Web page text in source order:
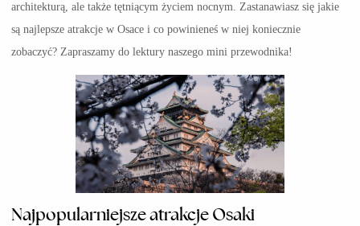
architekturą, ale także tętniącym życiem nocnym. Zastanawiasz się jakie
są najlepsze atrakcje w Osace i co powinieneś w niej koniecznie
zobaczyć? Zapraszamy do lektury naszego mini przewodnika!
Najpopularniejsze atrakcje Osaki